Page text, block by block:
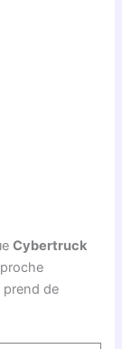
Cybertruck
proche
prend de